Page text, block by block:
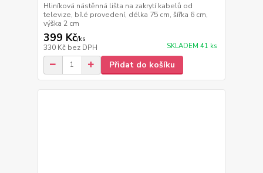
Hliníková nástěnná lišta na zakrytí kabelů od
televize, bílé provedení, délka 75 cm, šířka 6 cm,
výška 2 cm
399 Kč/ks
330 Kč bez DPH SKLADEM 41 ks
Přidat do košíku